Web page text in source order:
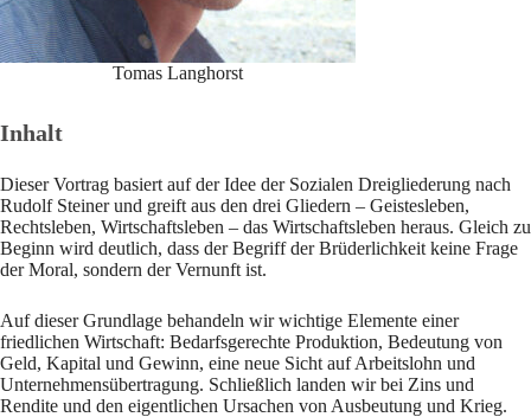
Tomas Langhorst
Inhalt
Dieser Vortrag basiert auf der Idee der Sozialen Dreigliederung nach
Rudolf Steiner und greift aus den drei Gliedern – Geistesleben,
Rechtsleben, Wirtschaftsleben – das Wirtschaftsleben heraus. Gleich zu
Beginn wird deutlich, dass der Begriff der Brüderlichkeit keine Frage
der Moral, sondern der Vernunft ist.
Auf dieser Grundlage behandeln wir wichtige Elemente einer
friedlichen Wirtschaft: Bedarfsgerechte Produktion, Bedeutung von
Geld, Kapital und Gewinn, eine neue Sicht auf Arbeitslohn und
Unternehmensübertragung. Schließlich landen wir bei Zins und
Rendite und den eigentlichen Ursachen von Ausbeutung und Krieg.